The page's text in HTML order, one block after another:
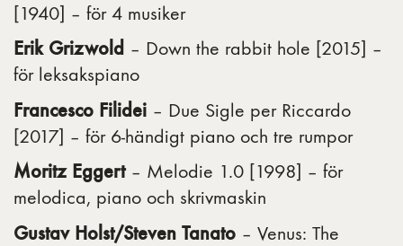
[1940] – för 4 musiker
Erik Grizwold – Down the rabbit hole [2015] –
för leksakspiano
Francesco Filidei – Due Sigle per Riccardo
[2017] – för 6-händigt piano och tre rumpor
Moritz Eggert– Melodie 1.0 [1998] – för
melodica, piano och skrivmaskin
Gustav Holst/Steven Tanato – Venus: The